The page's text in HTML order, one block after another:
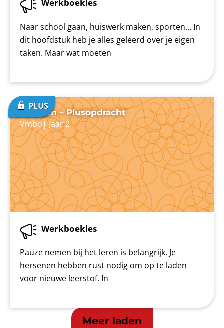
Werkboekles
Naar school gaan, huiswerk maken, sporten… In
dit hoofdstuk heb je alles geleerd over je eigen
taken. Maar wat moeten
Plannen – Plusopdracht
Vmbo|Jaar 2
Werkboekles
Pauze nemen bij het leren is belangrijk. Je
hersenen hebben rust nodig om op te laden
voor nieuwe leerstof. In
Meer laden